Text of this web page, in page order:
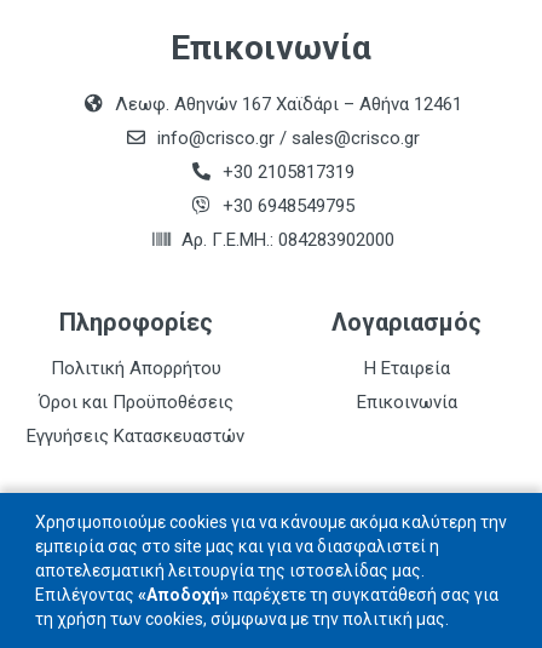
Επικοινωνία
Λεωφ. Αθηνών 167 Χαϊδάρι – Αθήνα 12461
info@crisco.gr / sales@crisco.gr
+30 2105817319
+30 6948549795
Αρ. Γ.Ε.ΜΗ.: 084283902000
Πληροφορίες
Πολιτική Απορρήτου
Όροι και Προϋποθέσεις
Εγγυήσεις Κατασκευαστών
Λογαριασμός
Η Εταιρεία
Επικοινωνία
Follow us
Ακολουθήστε μας στα social networks
Χρησιμοποιούμε cookies για να κάνουμε ακόμα καλύτερη την
εμπειρία σας στο site μας και για να διασφαλιστεί η
αποτελεσματική λειτουργία της ιστοσελίδας μας.
Επιλέγοντας «Αποδοχή»παρέχετε τη συγκατάθεσή σας για
τη χρήση των cookies, σύμφωνα με την πολιτική μας.